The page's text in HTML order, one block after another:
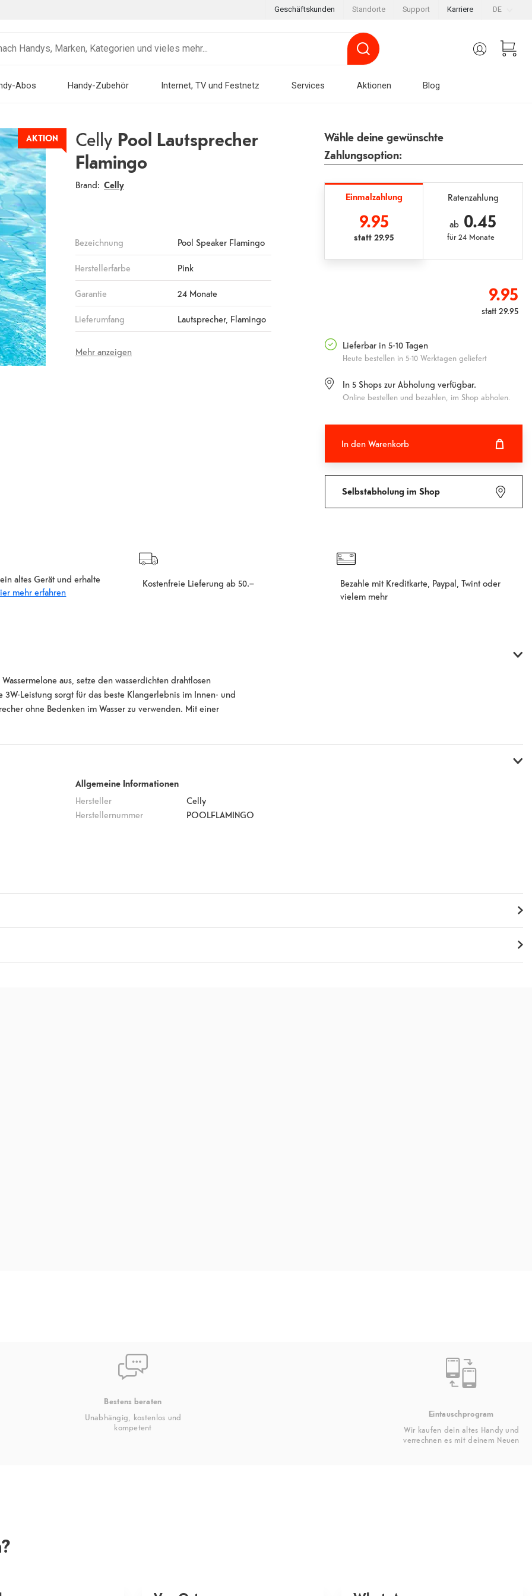
DE
Geschäftskunden Standorte Support Karriere
Abos Handy-Zubehör Internet, TV und Festnetz Services Aktionen Blog
AKTION Celly Pool Lautsprecher
Flamingo
Brand: Celly
Bezeichnung Pool Speaker Flamingo
Herstellerfarbe Pink
Garantie 24 Monate
Lieferumfang Lautsprecher, Flamingo
Mehr anzeigen
Wähle deine gewünschte
Zahlungsoption:
Einmalzahlung
9.95
statt29.95
Ratenzahlung
ab 0.45
für24 Monate
9.95
statt29.95
Lieferbar in 5-10 Tagen
Heute bestellen in 5-10 Werktagen geliefert
In 5Shops zur Abholung verfügbar.
Online bestellen und bezahlen, im Shop abholen.
In den Warenkorb
Selbstabholung im Shop
altes Gerät und erhalte
mehr erfahren
Kostenfreie Lieferung ab 50.–
Bezahle mit Kreditkarte, Paypal, Twint oder
vielem mehr
aus, setze den wasserdichten drahtlosen
Leistung sorgt für das beste Klangerlebnis im Innen- und
ohne Bedenken im Wasser zu verwenden. Mit einer
mehr als 80 Titel anhören. Der POOL SPEAKER verwandelt sich
deine entspannte Zeit am Pool, während du einen Cocktail
Allgemeine Informationen
Hersteller
Celly
Herstellernummer
POOLFLAMINGO
Bestens beraten
Unabhängig, kostenlos und
kompetent
Eintauschprogram
Wir kaufen dein altes Handy und
verrechnen es mit deinem Neuen